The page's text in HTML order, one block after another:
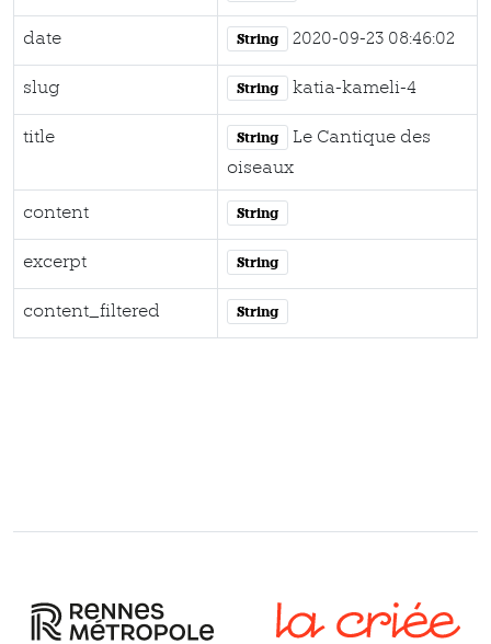
date String 2020-09-23 08:46:02
slug String katia-kameli-4
title String
Le Cantique des
oiseaux
content String
excerpt String
content_filtered String